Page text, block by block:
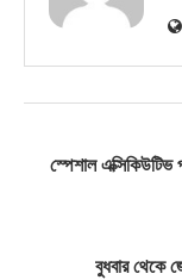
স্পেশাল
বুধবার থেকে